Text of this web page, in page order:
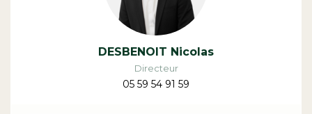
DESBENOIT Nicolas
Directeur
05 59 54 91 59